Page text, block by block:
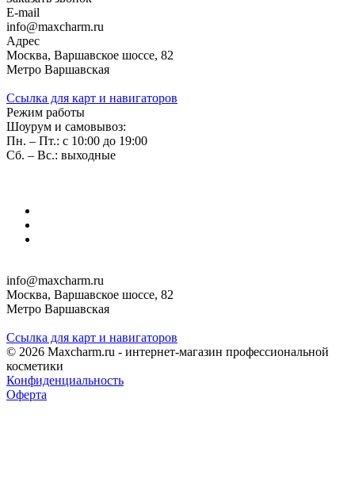
E-mail
info@maxcharm.ru
Адрес
Москва, Варшавское шоссе, 82
Метро Варшавская
Ссылка для карт и навигаторов
Режим работы
Шоурум и самовывоз:
Пн. – Пт.: с 10:00 до 19:00
Сб. – Вс.: выходные
info@maxcharm.ru
Москва, Варшавское шоссе, 82
Метро Варшавская
Ссылка для карт и навигаторов
© 2026 Maxcharm.ru - интернет-магазин профессиональной
косметики
Конфиденциальность
Оферта